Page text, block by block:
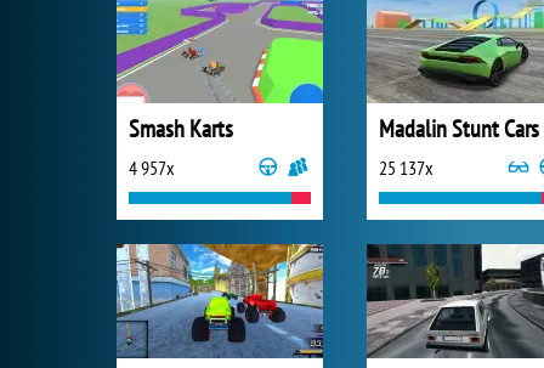
Smash Karts
4 957x
Madalin Stunt
25 137x